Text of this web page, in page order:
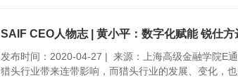
SAIF CEO人物志 | 黄小平：数字化赋能 锐仕方
发布时间：2020-04-27 | 来源：上海高级金融学院E
猎头行业带来连带影响，而猎头行业的发展、变化，也